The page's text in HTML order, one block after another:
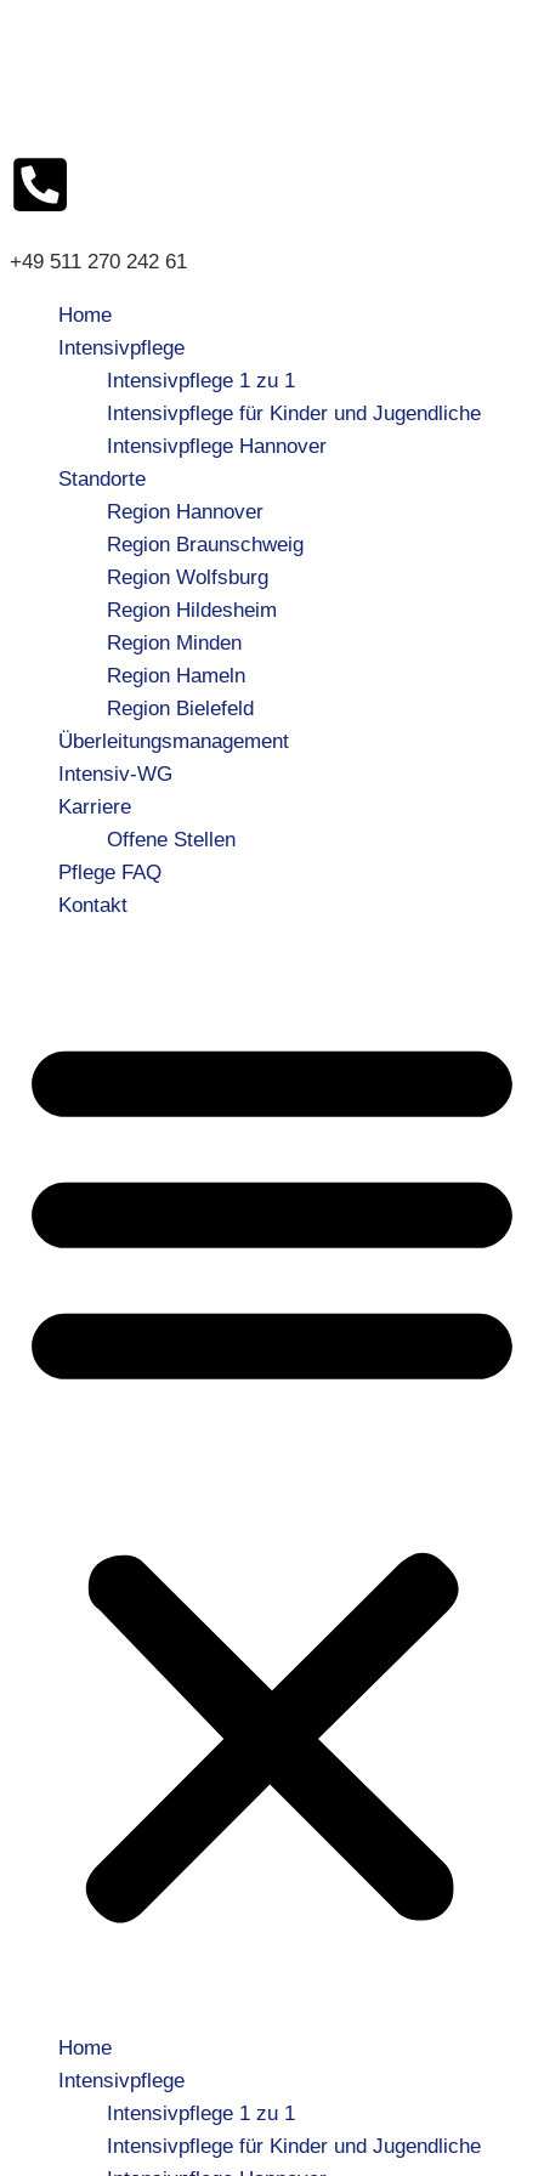
+49 511 270 242 61
Home
Intensivpflege
Intensivpflege 1 zu 1
Intensivpflege für Kinder und Jugendliche
Intensivpflege Hannover
Standorte
Region Hannover
Region Braunschweig
Region Wolfsburg
Region Hildesheim
Region Minden
Region Hameln
Region Bielefeld
Überleitungsmanagement
Intensiv-WG
Karriere
Offene Stellen
Pflege FAQ
Kontakt
Home
Intensivpflege
Intensivpflege 1 zu 1
Intensivpflege für Kinder und Jugendliche